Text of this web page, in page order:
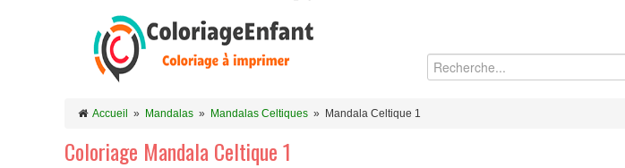
Accueil » Mandalas » Mandalas Celtiques » Mandala Celtique 1
Coloriage Mandala Celtique 1